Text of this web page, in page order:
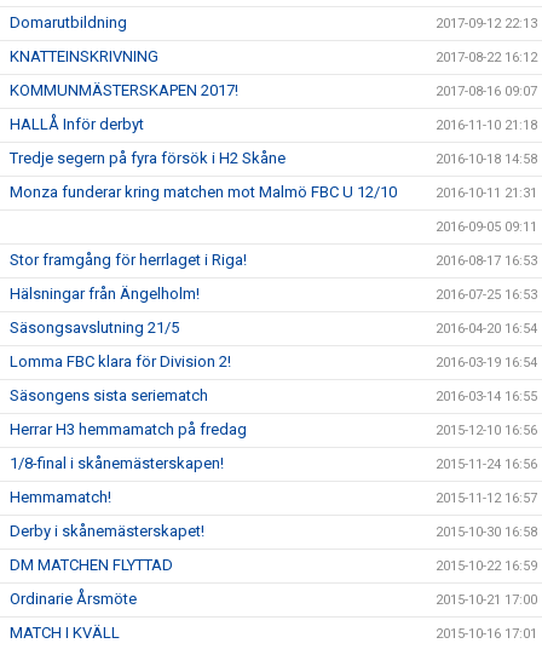
Domarutbildning 2017-09-12 22:13
KNATTEINSKRIVNING 2017-08-22 16:12
KOMMUNMÄSTERSKAPEN 2017! 2017-08-16 09:07
HALLÅ Inför derbyt 2016-11-10 21:18
Tredje segern på fyra försök i H2 Skåne 2016-10-18 14:58
Monza funderar kring matchen mot Malmö FBC U 12/10 2016-10-11 21:31
2016-09-05 09:11
Stor framgång för herrlaget i Riga! 2016-08-17 16:53
Hälsningar från Ängelholm! 2016-07-25 16:53
Säsongsavslutning 21/5 2016-04-20 16:54
Lomma FBC klara för Division 2! 2016-03-19 16:54
Säsongens sista seriematch 2016-03-14 16:55
Herrar H3 hemmamatch på fredag 2015-12-10 16:56
1/8-final i skånemästerskapen! 2015-11-24 16:56
Hemmamatch! 2015-11-12 16:57
Derby i skånemästerskapet! 2015-10-30 16:58
DM MATCHEN FLYTTAD 2015-10-22 16:59
Ordinarie Årsmöte 2015-10-21 17:00
MATCH I KVÄLL 2015-10-16 17:01